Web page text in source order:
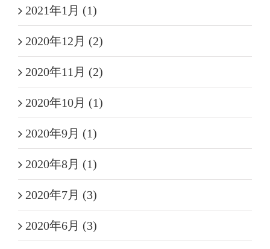
2021年1月 (1)
2020年12月 (2)
2020年11月 (2)
2020年10月 (1)
2020年9月 (1)
2020年8月 (1)
2020年7月 (3)
2020年6月 (3)